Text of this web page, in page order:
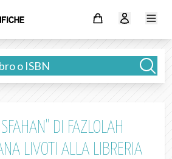
DI FAZLOLAH
LIVOTI ALLA LIBRERIA